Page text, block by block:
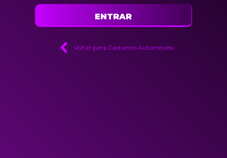
Voltar para Castanho Automóveis